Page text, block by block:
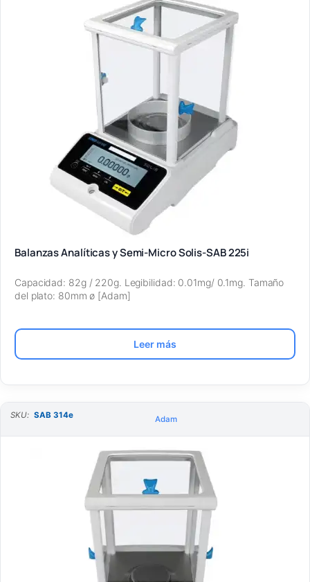
Balanzas Analíticas y Semi-Micro Solis-SAB 225i
Capacidad: 82g / 220g. Legibilidad: 0.01mg/ 0.1mg. Tamaño
del plato: 80mm ø [Adam]
Leer más
SKU: SAB 314e Adam